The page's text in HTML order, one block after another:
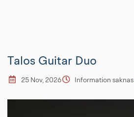
Talos Guitar Duo
25 Nov, 2026 Information saknas